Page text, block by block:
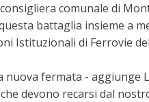
comunale di
battaglia insieme a
Istituzionali di Ferrovie
nuova fermata - aggiunge
devono recarsi dal